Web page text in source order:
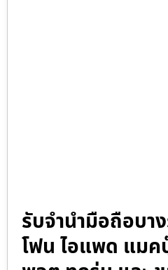
รับจำนำมือถือบา
โฟน ไอแพด แม